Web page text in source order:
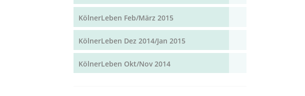
KölnerLeben Feb/März 2015
KölnerLeben Dez 2014/Jan 2015
KölnerLeben Okt/Nov 2014